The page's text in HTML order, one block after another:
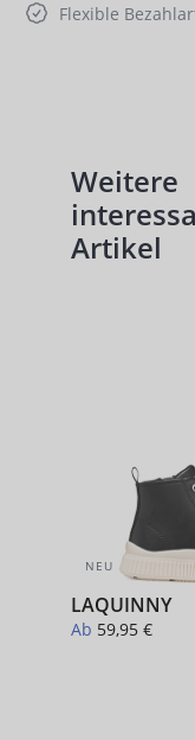
Flexible
Produktgalerie
Weitere
Artikel
NEU
LAQUINNY
Ab 59,95 €